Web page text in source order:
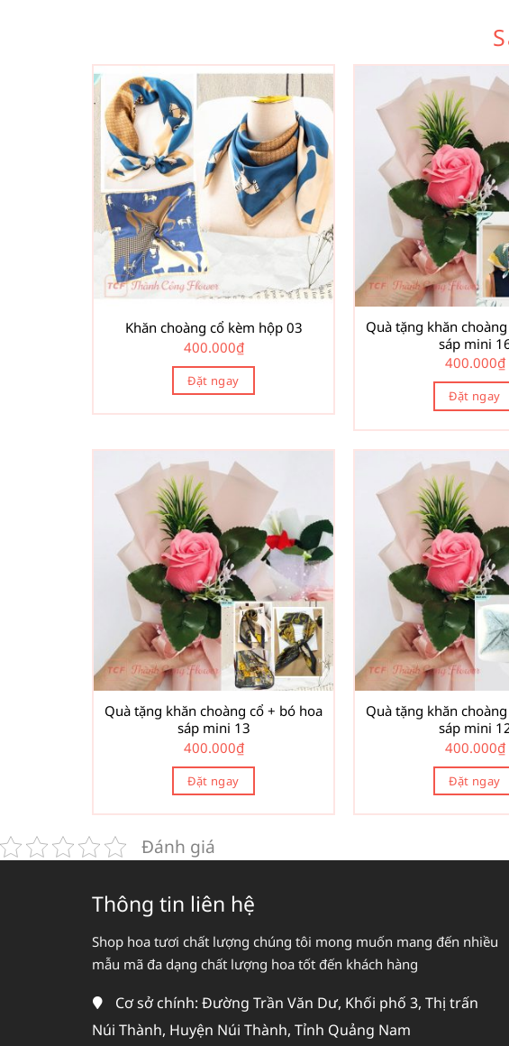
Khăn choàng cổ kèm hộp 03
400.000₫
Đặt ngay
Quà tặng khăn
sáp mini
400.000₫
Đặt ngay
Quà tặng khăn choàng cổ + bó hoa
sáp mini 13
400.000₫
Đặt ngay
Quà tặng khăn
sáp mini
400.000₫
Đặt ngay
Đánh giá
Thông tin liên hệ
Shop hoa tươi chất lượng chúng tôi mong muốn mang đến nhiều
mẫu mã đa dạng chất lượng hoa tốt đến khách hàng
Cơ sở chính: Đường Trần Văn Dư, Khối phố 3, Thị trấn
Núi Thành, Huyện Núi Thành, Tỉnh Quảng Nam